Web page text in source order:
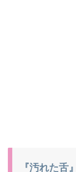
『汚れた舌